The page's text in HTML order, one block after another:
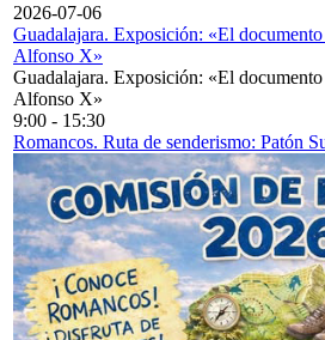
2026-07-06
Guadalajara. Exposición: «El
Alfonso X»
Guadalajara. Exposición: «El
Alfonso X»
9:00 - 15:30
Romancos. Ruta de senderismo: Patón